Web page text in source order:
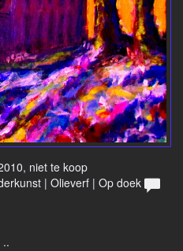
niet te koop
| Olieverf | Op doek
..